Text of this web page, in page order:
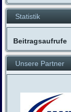
Statistik
Beitragsaufrufe
Unsere Partner